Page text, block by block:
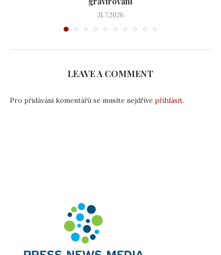
31.7.2026
LEAVE A COMMENT
Pro přidávání komentářů se musíte nejdříve přihlásit.